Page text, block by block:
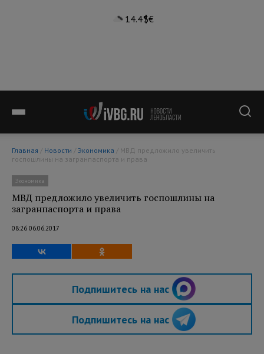
14.4°$€
Главная / Новости / Экономика
госпошлины на загранпаспорта и права
Экономика
МВД предложило увеличить госпошлины на
загранпаспорта и права
08:26 06.06.2017
Подпишитесь на нас
Подпишитесь на нас